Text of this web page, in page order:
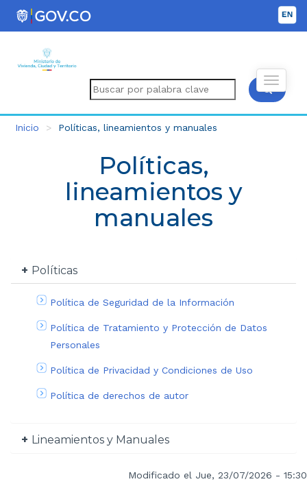
Inicio Políticas, lineamientos y manuales
Políticas,
lineamientos y
manuales
Políticas
Política de Seguridad de la Información
Política de Tratamiento y Protección de Datos
Personales
Política de Privacidad y Condiciones de Uso
Política de derechos de autor
Lineamientos y Manuales
Modificado el Jue, 23/07/2026 - 15:30